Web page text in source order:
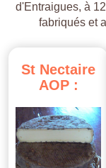
d'Entraigues, à
fabriqués et
St Nectaire
AOP :